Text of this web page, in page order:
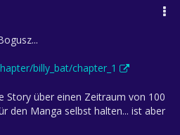
billy_bat/chapter_1
Story über einen Zeitraum von 100
den Manga selbst halten... ist aber